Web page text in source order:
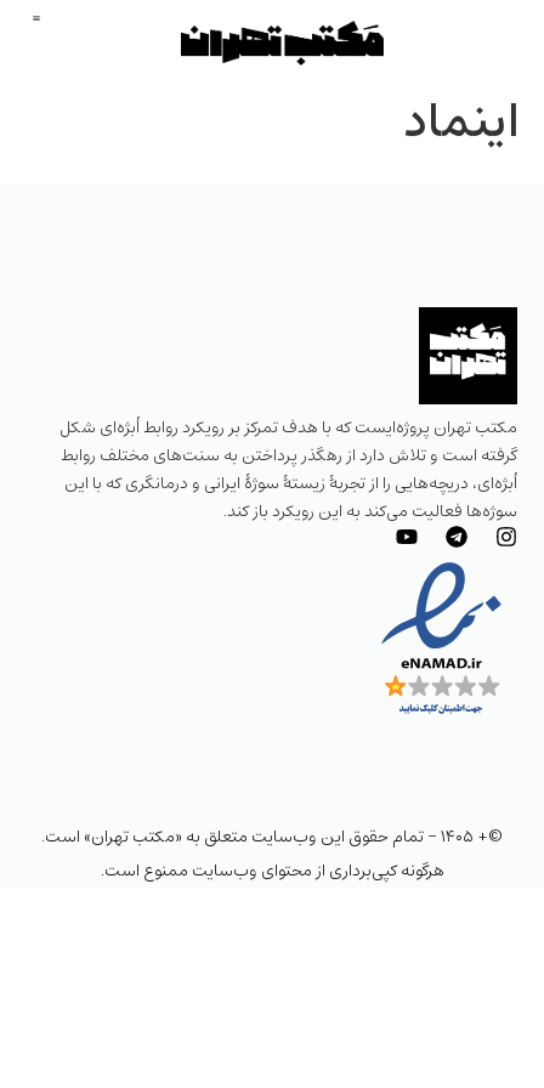
اینماد
مکتب تهران پروژه‌ایست که با هدف تمرکز بر رویکرد روابط اُبژه‌ای شکل
گرفته است و تلاش دارد از رهگذر پرداختن به سنت‌های مختلف روابط
اُبژه‌ای، دریچه‌هایی را از تجربهٔ زیستهٔ سوژهٔ ایرانی و درمانگری که با این
سوژه‌ها فعالیت می‌کند به این رویکرد باز کند.
©+ ۱۴۰۵ - تمام حقوق این وب‌سایت متعلق به «مکتب تهران» است.
هرگونه کپی‌برداری از محتوای وب‌سایت ممنوع است.